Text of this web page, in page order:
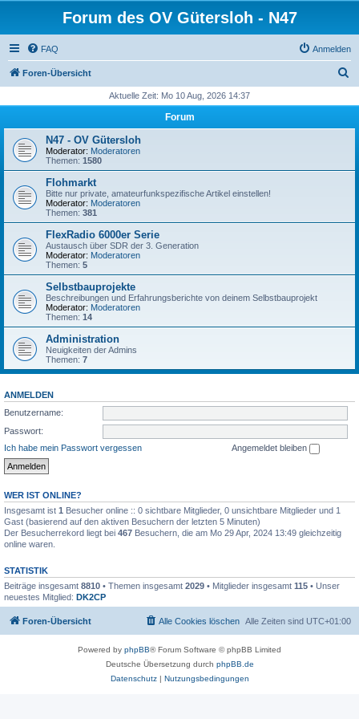
Forum des OV Gütersloh - N47
FAQ Anmelden
Foren-Übersicht
h
Aktuelle Zeit: Mo 10 Aug, 2026 14:37
Forum
N47 - OV Gütersloh
Moderator: Moderatoren
Themen: 1580
Flohmarkt
Bitte nur private, amateurfunkspezifische Artikel einstellen!
Moderator: Moderatoren
Themen: 381
FlexRadio 6000er Serie
Austausch über SDR der 3. Generation
Moderator: Moderatoren
Themen: 5
Selbstbauprojekte
Beschreibungen und Erfahrungsberichte von deinem Selbstbauprojekt
Moderator: Moderatoren
Themen: 14
Administration
Neuigkeiten der Admins
Themen: 7
ANMELDEN
Benutzername:
Passwort:
Ich habe mein Passwort vergessen
Angemeldet bleiben
WER IST ONLINE?
Insgesamt ist 1 Besucher online :: 0 sichtbare Mitglieder, 0 unsichtbare Mitglieder und 1
Gast (basierend auf den aktiven Besuchern der letzten 5 Minuten)
Der Besucherrekord liegt bei 467 Besuchern, die am Mo 29 Apr, 2024 13:49 gleichzeitig
online waren.
STATISTIK
Beiträge insgesamt 8810 • Themen insgesamt 2029 • Mitglieder insgesamt 115 • Unser
neuestes Mitglied: DK2CP
Foren-Übersicht Alle Zeiten sind UTC+01:00
Alle Cookies löschen
Powered by phpBB® Forum Software © phpBB Limited
Deutsche Übersetzung durch phpBB.de
Datenschutz| Nutzungsbedingungen